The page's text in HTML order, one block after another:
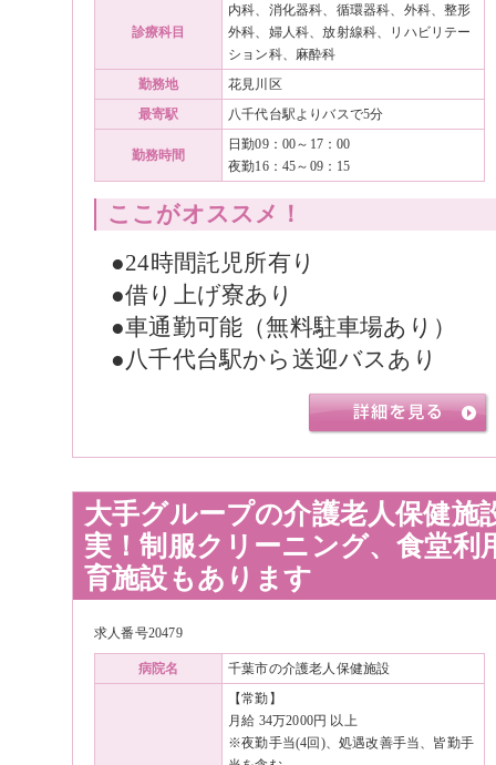
診療科目
内科、消化器科、循環器科、外科、整形
外科、婦人科、放射線科、リハビリテー
ション科、麻酔科
勤務地
花見川区
最寄駅
八千代台駅よりバスで5分
勤務時間
日勤09：00～17：00
夜勤16：45～09：15
ここがオススメ！
●24時間託児所有り
●借り上げ寮あり
●車通勤可能（無料駐車場あり）
●八千代台駅から送迎バスあり
大手グループの介護老人保健施
実！制服クリーニング、食堂利
育施設もあります
求人番号20479
病院名
千葉市の介護老人保健施設
【常勤】
月給 34万2000円 以上
※夜勤手当(4回)、処遇改善手当、皆勤手